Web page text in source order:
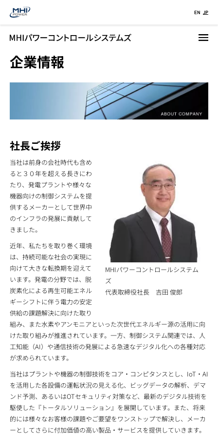
EN JP
企業情報
社長ご挨拶
MHIパワーコントロールシステム
ズ
代表取締役社長 吉田 俊郎
当社は前身の会社時代も含め
ると３０年を超える長きにわ
たり、発電プラントや様々な
機器向けの制御システムを提
供するメーカーとして世界中
のインフラの発展に貢献して
きました。
近年、私たちを取り巻く環境
は、持続可能な社会の実現に
向けて大きな転換期を迎えて
います。発電の分野では、脱
炭素化による再生可能エネル
ギーシフトに伴う電力の安定
供給の課題解決に向けた取り
組み、また水素やアンモニアといった次世代エネルギー源の活用に向
けた取り組みが推進されています。一方、制御システム関連では、人
工知能（AI）や通信技術の発展による急速なデジタル化への各種対応
が求められています。
当社はプラントや機器の制御技術をコア・コンピタンスとし、IoT・AI
を活用した各設備の運転状況の見える化、ビッグデータの解析、デマ
ンド予測、あるいはOTセキュリティ対策など、最新のデジタル技術を
駆使した『トータルソリューション』を展開しています。また、将来
的には様々なお客様の課題やご要望をワンストップで解決し、メーカ
ーとしてさらに付加価値の高い製品・サービスを提供していきます。